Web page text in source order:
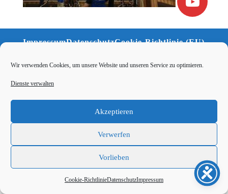
Wir verwenden Cookies, um unsere Website und unseren Service zu optimieren.
Dienste verwalten
Akzeptieren
Verwerfen
Vorlieben
Cookie-RichtlinieDatenschutzImpressum
ImpressumDatenschutzCookie-Richtlinie (EU)